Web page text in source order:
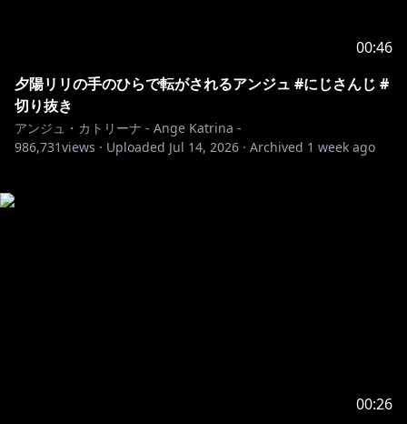
00:46
夕陽リリの手のひらで転がされるアンジュ #にじさんじ #
切り抜き
アンジュ・カトリーナ - Ange Katrina -
986,731views · Uploaded Jul 14, 2026 · Archived 1 week ago
00:26